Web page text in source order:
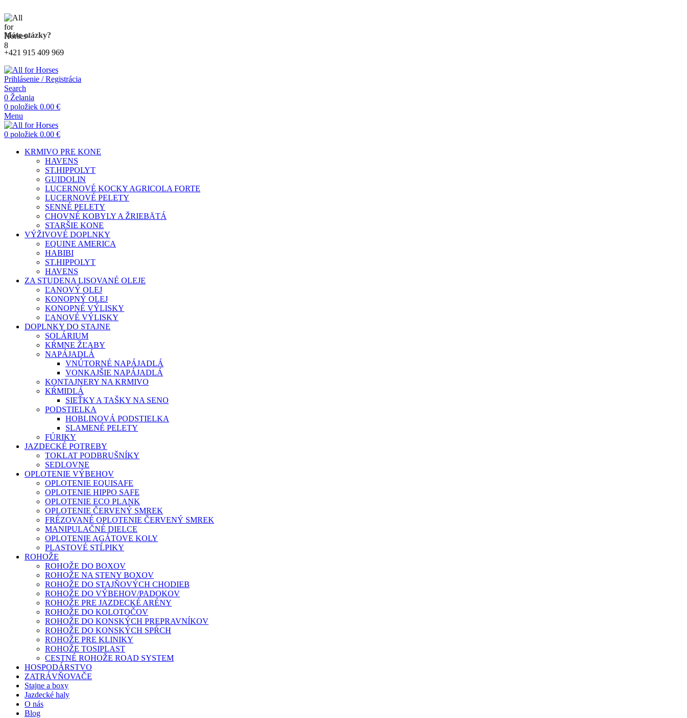
Máte otázky?
+421 915 409 969
Prihlásenie / Registrácia
Search
0 Želania
0 položiek 0.00 €
Menu
0 položiek 0.00 €
KRMIVO PRE KONE
HAVENS
ST.HIPPOLYT
GUIDOLIN
LUCERNOVÉ KOCKY AGRICOLA FORTE
LUCERNOVÉ PELETY
SENNÉ PELETY
CHOVNÉ KOBYLY A ŽRIEBÄTÁ
STARŠIE KONE
VÝŽIVOVÉ DOPLNKY
EQUINE AMERICA
HABIBI
ST.HIPPOLYT
HAVENS
ZA STUDENA LISOVANÉ OLEJE
ĽANOVÝ OLEJ
KONOPNÝ OLEJ
KONOPNÉ VÝLISKY
ĽANOVÉ VÝLISKY
DOPLNKY DO STAJNE
SOLÁRIUM
KŔMNE ŽĽABY
NAPÁJADLÁ
VNÚTORNÉ NAPÁJADLÁ
VONKAJŠIE NAPÁJADLÁ
KONTAJNERY NA KRMIVO
KŔMIDLÁ
SIEŤKY A TAŠKY NA SENO
PODSTIELKA
HOBLINOVÁ PODSTIELKA
SLAMENÉ PELETY
FÚRIKY
JAZDECKÉ POTREBY
TOKLAT PODBRUŠNÍKY
SEDLOVNE
OPLOTENIE VÝBEHOV
OPLOTENIE EQUISAFE
OPLOTENIE HIPPO SAFE
OPLOTENIE ECO PLANK
OPLOTENIE ČERVENÝ SMREK
FRÉZOVANÉ OPLOTENIE ČERVENÝ SMREK
MANIPULAČNÉ DIELCE
OPLOTENIE AGÁTOVE KOLY
PLASTOVÉ STĹPIKY
ROHOŽE
ROHOŽE DO BOXOV
ROHOŽE NA STENY BOXOV
ROHOŽE DO STAJŇOVÝCH CHODIEB
ROHOŽE DO VÝBEHOV/PADOKOV
ROHOŽE PRE JAZDECKÉ ARÉNY
ROHOŽE DO KOLOTOČOV
ROHOŽE DO KONSKÝCH PREPRAVNÍKOV
ROHOŽE DO KONSKÝCH SPŔCH
ROHOŽE PRE KLINIKY
ROHOŽE TOSIPLAST
CESTNÉ ROHOŽE ROAD SYSTEM
HOSPODÁRSTVO
ZATRÁVŇOVAČE
Stajne a boxy
Jazdecké haly
O nás
Blog